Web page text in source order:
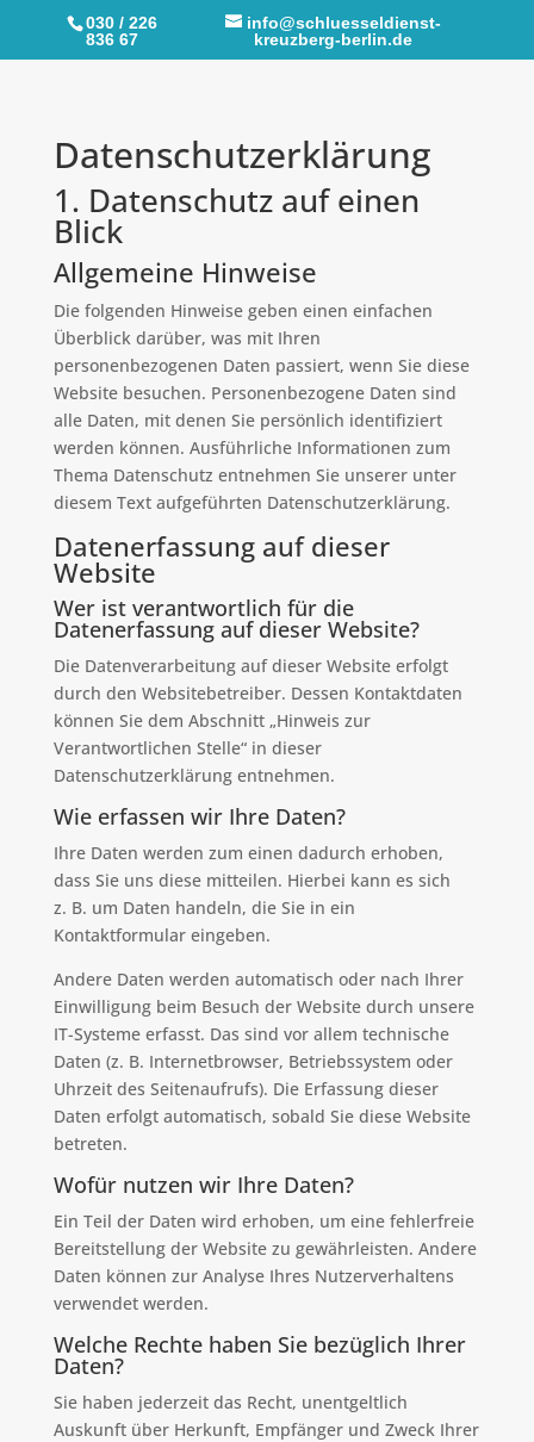
030 / 226
836 67
info@schluesseldienst-
kreuzberg-berlin.de
Datenschutz­erklärung
1. Datenschutz auf einen
Blick
Allgemeine Hinweise
Die folgenden Hinweise geben einen einfachen
Überblick darüber, was mit Ihren
personenbezogenen Daten passiert, wenn Sie diese
Website besuchen. Personenbezogene Daten sind
alle Daten, mit denen Sie persönlich identifiziert
werden können. Ausführliche Informationen zum
Thema Datenschutz entnehmen Sie unserer unter
diesem Text aufgeführten Datenschutzerklärung.
Datenerfassung auf dieser
Website
Wer ist verantwortlich für die
Datenerfassung auf dieser Website?
Die Datenverarbeitung auf dieser Website erfolgt
durch den Websitebetreiber. Dessen Kontaktdaten
können Sie dem Abschnitt „Hinweis zur
Verantwortlichen Stelle“ in dieser
Datenschutzerklärung entnehmen.
Wie erfassen wir Ihre Daten?
Ihre Daten werden zum einen dadurch erhoben,
dass Sie uns diese mitteilen. Hierbei kann es sich
z. B. um Daten handeln, die Sie in ein
Kontaktformular eingeben.
Andere Daten werden automatisch oder nach Ihrer
Einwilligung beim Besuch der Website durch unsere
IT-Systeme erfasst. Das sind vor allem technische
Daten (z. B. Internetbrowser, Betriebssystem oder
Uhrzeit des Seitenaufrufs). Die Erfassung dieser
Daten erfolgt automatisch, sobald Sie diese Website
betreten.
Wofür nutzen wir Ihre Daten?
Ein Teil der Daten wird erhoben, um eine fehlerfreie
Bereitstellung der Website zu gewährleisten. Andere
Daten können zur Analyse Ihres Nutzerverhaltens
verwendet werden.
Welche Rechte haben Sie bezüglich Ihrer
Daten?
Sie haben jederzeit das Recht, unentgeltlich
Auskunft über Herkunft, Empfänger und Zweck Ihrer